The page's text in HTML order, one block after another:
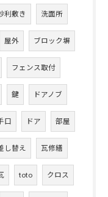
利敷き 洗面所
屋外 ブロック塀
フェンス取付
鍵 ドアノブ
口 ドア 部屋
し替え 瓦修繕
toto クロス